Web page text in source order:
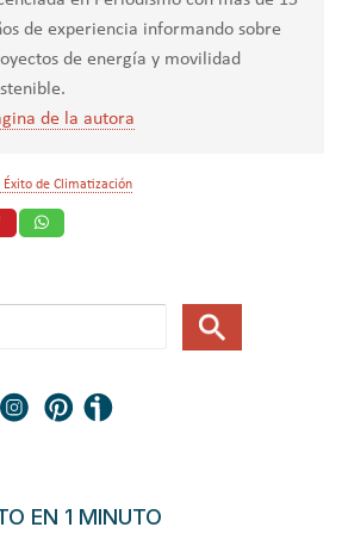
de experiencia informando sobre
de energía y movilidad
de la autora
Éxito de Climatización
EN 1 MINUTO